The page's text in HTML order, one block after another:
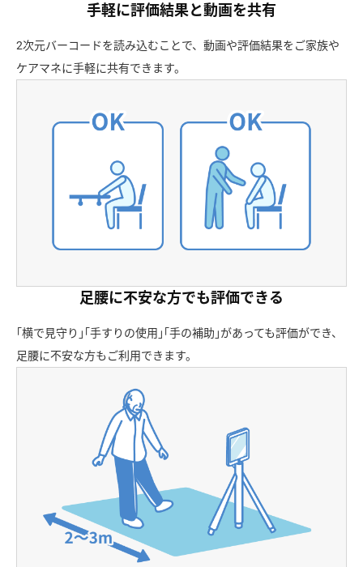
手軽に評価結果と動画を共有
2次元バーコードを読み込むことで、動画や評価結果をご家族や
ケアマネに手軽に共有できます。
足腰に不安な方でも評価できる
｢横で見守り｣｢手すりの使用｣｢手の補助｣があっても評価ができ、
足腰に不安な方もご利用できます。